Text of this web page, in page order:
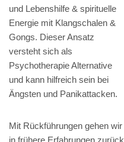
und Lebenshilfe & spirituelle
Energie mit Klangschalen &
Gongs. Dieser Ansatz
versteht sich als
Psychotherapie Alternative
und kann hilfreich sein bei
Ängsten und Panikattacken.
Mit Rückführungen gehen wir
in frühere Erfahrungen zurück,